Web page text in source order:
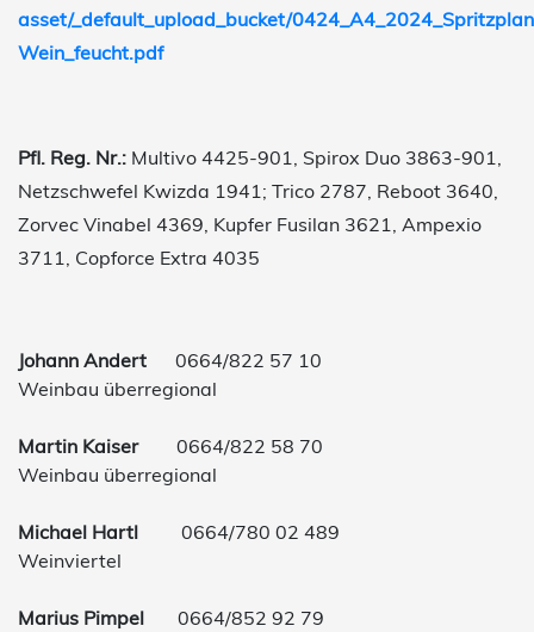
asset/_default_upload_bucket/
Wein_feucht.pdf
Pfl. Reg. Nr.: Multivo 4425-901, Spirox Duo 3863-901,
Netzschwefel Kwizda 1941; Trico 2787, Reboot 3640,
Zorvec Vinabel 4369, Kupfer Fusilan 3621, Ampexio
3711, Copforce Extra 4035
Johann Andert 0664/822 57 10
Weinbau überregional
Martin Kaiser 0664/822 58 70
Weinbau überregional
Michael Hartl 0664/780 02 489
Weinviertel
Marius Pimpel 0664/852 92 79